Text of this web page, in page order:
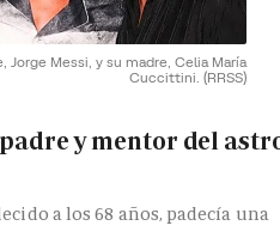
Jorge Messi, y su madre, Celia María
Cuccittini. (RRSS)
y mentor del
a los 68 años, padecía una